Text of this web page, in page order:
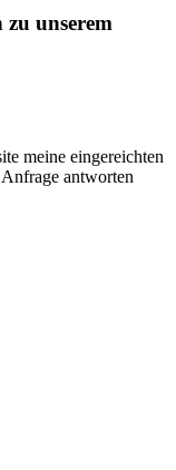
zu unserem
meine eingereichten
antworten